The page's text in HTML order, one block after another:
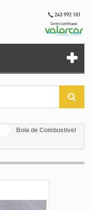
Boia de Combustivel